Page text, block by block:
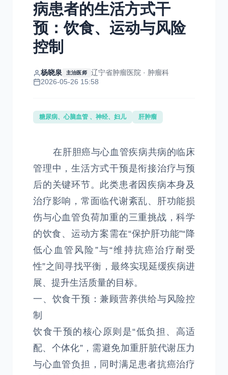
病患者的生活方式干
预：饮食、运动与风险
控制
杨晓泉 主治医师
辽宁省肿瘤医院 · 肿瘤科
2026-05-26 15:58
糖尿病、心脑血管 、神经、妇儿 肝肿瘤
在肝胆癌与心血管疾病共病的临床
管理中，生活方式干预是衔接治疗与预
后的关键环节。此类患者因疾病本身及
治疗影响，常面临代谢紊乱、肝功能损
伤与心血管负荷加重的三重挑战，科学
的饮食、运动方案需在“保护肝功能”“降
低心血管风险”与“维持抗癌治疗耐受
性”之间寻找平衡，最终实现延缓疾病进
展、提升生活质量的目标。
一、饮食干预：兼顾营养供给与风险控
制
饮食干预的核心原则是“低负担、高适
配、个体化”，需避免加重肝脏代谢压力
与心血管负担，同时满足患者抗癌治疗